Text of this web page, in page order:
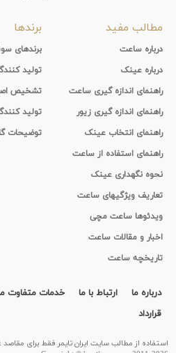
مطالب مفید
درباره ساعت
درباره عینک
راهنمای اندازه گیری ساعت
راهنمای اندازه گیری زیور
راهنمای انتخاب عینک
راهنمای استفاده از ساعت
نحوه نگهداری عینک
تعاریف ویژگیهای ساعت
ویدئوها ساعت مچی
اخبار و مقالات ساعت
تاریخچه ساعت
برندها
برندهای
تولید
تشخیص
تولید
توضیحات
درباره ما ارتباط با ما خدمات متفاوت
قرارداد
استفاده از مطالب سايت ایران تایمر فقط برای